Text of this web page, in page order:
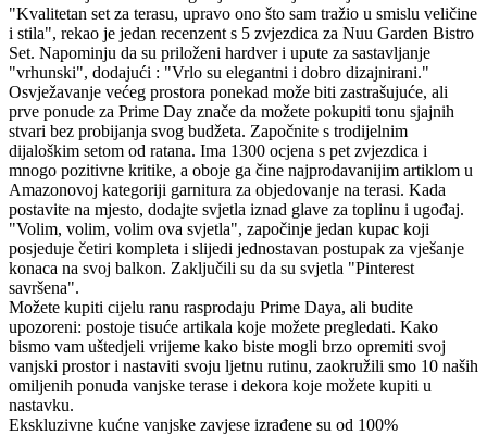
"Kvalitetan set za terasu, upravo ono što sam tražio u smislu veličine
i stila", rekao je jedan recenzent s 5 zvjezdica za Nuu Garden Bistro
Set. Napominju da su priloženi hardver i upute za sastavljanje
"vrhunski", dodajući : "Vrlo su elegantni i dobro dizajnirani."
Osvježavanje većeg prostora ponekad može biti zastrašujuće, ali
prve ponude za Prime Day znače da možete pokupiti tonu sjajnih
stvari bez probijanja svog budžeta. Započnite s trodijelnim
dijaloškim setom od ratana. Ima 1300 ocjena s pet zvjezdica i
mnogo pozitivne kritike, a oboje ga čine najprodavanijim artiklom u
Amazonovoj kategoriji garnitura za objedovanje na terasi. Kada
postavite na mjesto, dodajte svjetla iznad glave za toplinu i ugođaj.
"Volim, volim, volim ova svjetla", započinje jedan kupac koji
posjeduje četiri kompleta i slijedi jednostavan postupak za vješanje
konaca na svoj balkon. Zaključili su da su svjetla "Pinterest
savršena".
Možete kupiti cijelu ranu rasprodaju Prime Daya, ali budite
upozoreni: postoje tisuće artikala koje možete pregledati. Kako
bismo vam uštedjeli vrijeme kako biste mogli brzo opremiti svoj
vanjski prostor i nastaviti svoju ljetnu rutinu, zaokružili smo 10 naših
omiljenih ponuda vanjske terase i dekora koje možete kupiti u
nastavku.
Ekskluzivne kućne vanjske zavjese izrađene su od 100%